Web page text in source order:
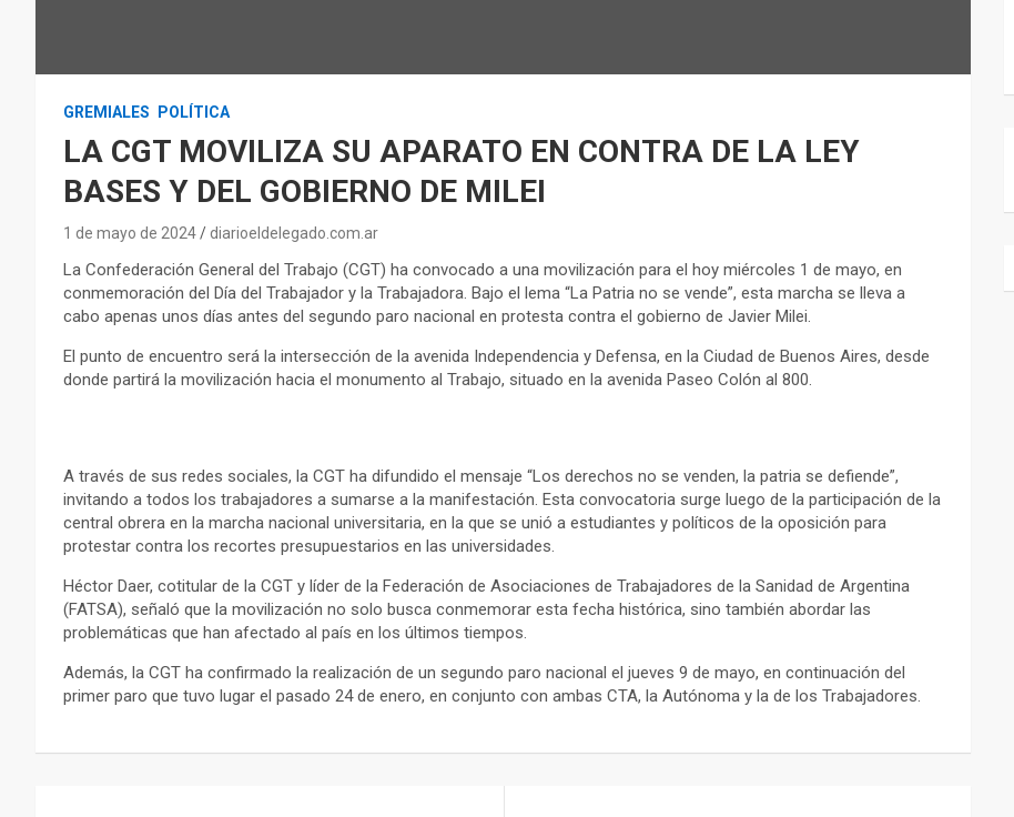
GREMIALES POLÍTICA
LA CGT MOVILIZA SU APARATO EN CONTRA DE LA LEY
BASES Y DEL GOBIERNO DE MILEI
1 de mayo de 2024 diarioeldelegado.com.ar
La Confederación General del Trabajo (CGT) ha convocado a una movilización para el hoy miércoles 1 de mayo, en
conmemoración del Día del Trabajador y la Trabajadora. Bajo el lema “La Patria no se vende”, esta marcha se lleva a
cabo apenas unos días antes del segundo paro nacional en protesta contra el gobierno de Javier Milei.
El punto de encuentro será la intersección de la avenida Independencia y Defensa, en la Ciudad de Buenos Aires, desde
donde partirá la movilización hacia el monumento al Trabajo, situado en la avenida Paseo Colón al 800.
A través de sus redes sociales, la CGT ha difundido el mensaje “Los derechos no se venden, la patria se defiende”,
invitando a todos los trabajadores a sumarse a la manifestación. Esta convocatoria surge luego de la participación de la
central obrera en la marcha nacional universitaria, en la que se unió a estudiantes y políticos de la oposición para
protestar contra los recortes presupuestarios en las universidades.
Héctor Daer, cotitular de la CGT y líder de la Federación de Asociaciones de Trabajadores de la Sanidad de Argentina
(FATSA), señaló que la movilización no solo busca conmemorar esta fecha histórica, sino también abordar las
problemáticas que han afectado al país en los últimos tiempos.
Además, la CGT ha confirmado la realización de un segundo paro nacional el jueves 9 de mayo, en continuación del
primer paro que tuvo lugar el pasado 24 de enero, en conjunto con ambas CTA, la Autónoma y la de los Trabajadores.